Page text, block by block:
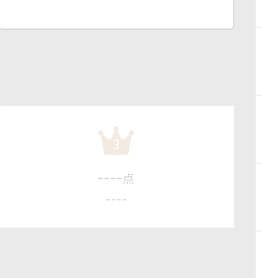
3
---- 点
----